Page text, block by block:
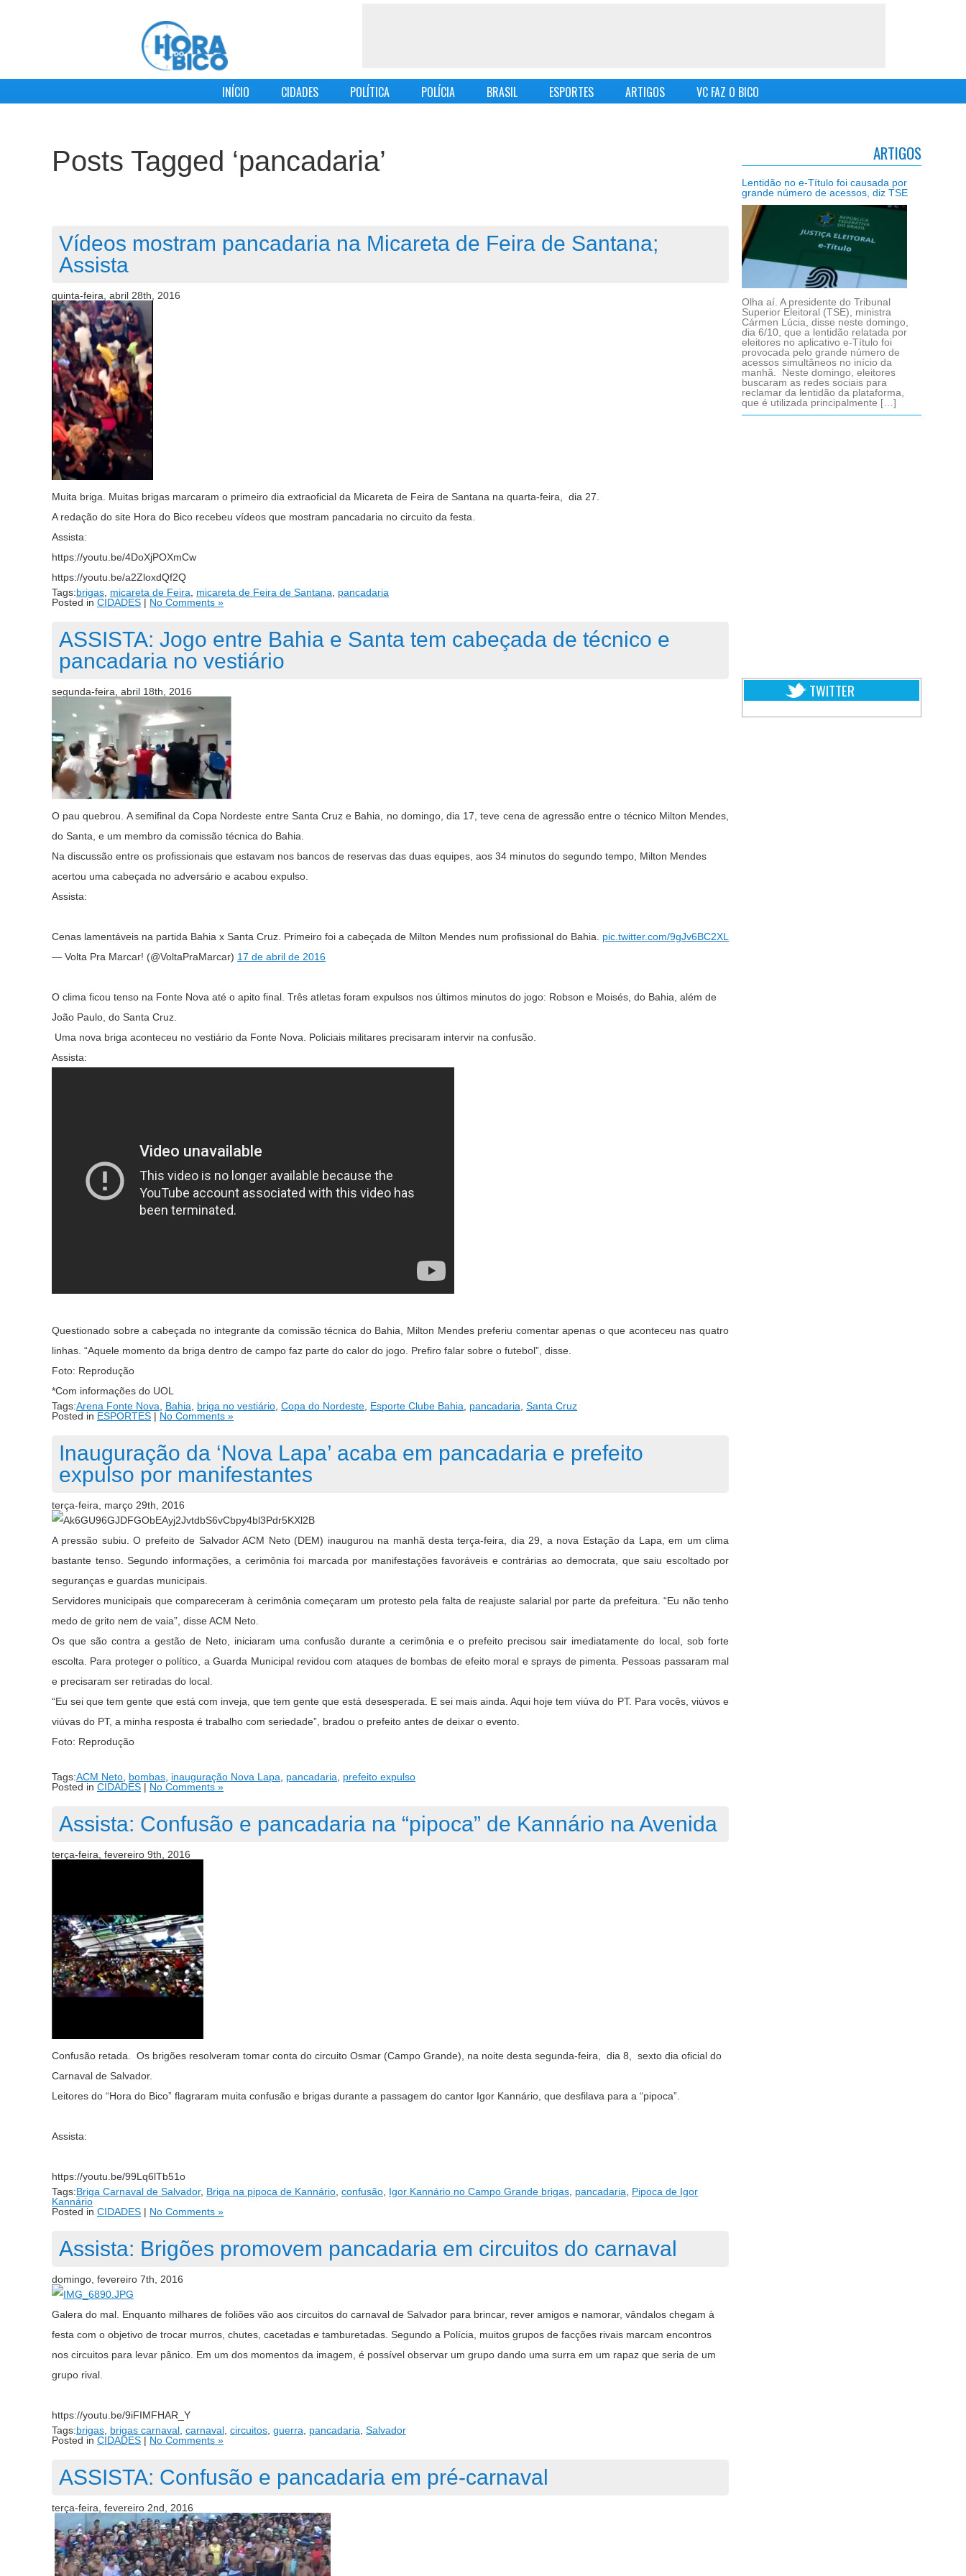
INÍCIO CIDADES POLÍTICA POLÍCIA BRASIL ESPORTES ARTIGOS VC FAZ O BICO
Posts Tagged ‘pancadaria’
Vídeos mostram pancadaria na Micareta de Feira de Santana;
Assista
quinta-feira, abril 28th, 2016
Muita briga. Muitas brigas marcaram o primeiro dia extraoficial da Micareta de Feira de Santana na quarta-feira, dia 27.
A redação do site Hora do Bico recebeu vídeos que mostram pancadaria no circuito da festa.
Assista:
https://youtu.be/4DoXjPOXmCw
https://youtu.be/a2ZloxdQf2Q
Tags:brigas micareta de Feira micareta de Feira de Santana
pancadaria
Posted in CIDADES | No Comments »
ASSISTA: Jogo entre Bahia e Santa tem cabeçada de técnico e
pancadaria no vestiário
segunda-feira, abril 18th, 2016
O pau quebrou. A semifinal da Copa Nordeste entre Santa Cruz e Bahia, no domingo, dia 17, teve cena de agressão entre o técnico Milton Mendes,
do Santa, e um membro da comissão técnica do Bahia.
Na discussão entre os profissionais que estavam nos bancos de reservas das duas equipes, aos 34 minutos do segundo tempo, Milton Mendes
acertou uma cabeçada no adversário e acabou expulso.
Assista:
Cenas lamentáveis na partida Bahia x Santa Cruz. Primeiro foi a cabeçada de Milton Mendes num profissional do Bahia. pic.twitter.com/9gJv6BC2XL
— Volta Pra Marcar! (@VoltaPraMarcar) 17 de abril de 2016
O clima ficou tenso na Fonte Nova até o apito final. Três atletas foram expulsos nos últimos minutos do jogo: Robson e Moisés, do Bahia, além de
João Paulo, do Santa Cruz.
Uma nova briga aconteceu no vestiário da Fonte Nova. Policiais militares precisaram intervir na confusão.
Assista:
Questionado sobre a cabeçada no integrante da comissão técnica do Bahia, Milton Mendes preferiu comentar apenas o que aconteceu nas quatro
linhas. “Aquele momento da briga dentro de campo faz parte do calor do jogo. Prefiro falar sobre o futebol”, disse.
Foto: Reprodução
*Com informações do UOL
Tags:Arena Fonte Nova Bahia briga no vestiário Copa do Nordeste Esporte Clube Bahia pancadaria Santa Cruz
Posted in ESPORTES | No Comments »
Inauguração da ‘Nova Lapa’ acaba em pancadaria e prefeito
expulso por manifestantes
terça-feira, março 29th, 2016
A pressão subiu. O prefeito de Salvador ACM Neto (DEM) inaugurou na manhã desta terça-feira, dia 29, a nova Estação da Lapa, em um clima
bastante tenso. Segundo informações, a cerimônia foi marcada por manifestações favoráveis e contrárias ao democrata, que saiu escoltado por
seguranças e guardas municipais.
Servidores municipais que compareceram à cerimônia começaram um protesto pela falta de reajuste salarial por parte da prefeitura. “Eu não tenho
medo de grito nem de vaia”, disse ACM Neto.
Os que são contra a gestão de Neto, iniciaram uma confusão durante a cerimônia e o prefeito precisou sair imediatamente do local, sob forte
escolta. Para proteger o político, a Guarda Municipal revidou com ataques de bombas de efeito moral e sprays de pimenta. Pessoas passaram mal
e precisaram ser retiradas do local.
“Eu sei que tem gente que está com inveja, que tem gente que está desesperada. E sei mais ainda. Aqui hoje tem viúva do PT. Para vocês, viúvos e
viúvas do PT, a minha resposta é trabalho com seriedade”, bradou o prefeito antes de deixar o evento.
Foto: Reprodução
Tags:ACM Neto bombas inauguração Nova Lapa pancadaria
prefeito expulso
Posted in CIDADES | No Comments »
Assista: Confusão e pancadaria na “pipoca” de Kannário na Avenida
terça-feira, fevereiro 9th, 2016
Confusão retada. Os brigões resolveram tomar conta do circuito Osmar (Campo Grande), na noite desta segunda-feira, dia 8, sexto dia oficial do
Carnaval de Salvador.
Leitores do “Hora do Bico” flagraram muita confusão e brigas durante a passagem do cantor Igor Kannário, que desfilava para a “pipoca”.
Assista:
https://youtu.be/99Lq6lTb51o
Tags:Briga Carnaval de Salvador, Briga na pipoca de Kannário confusão Igor Kannário no Campo Grande brigas pancadaria
Pipoca de Igor
Kannário
Posted in CIDADES | No Comments »
Assista: Brigões promovem pancadaria em circuitos do carnaval
domingo, fevereiro 7th, 2016
Galera do mal. Enquanto milhares de foliões vão aos circuitos do carnaval de Salvador para brincar, rever amigos e namorar, vândalos chegam à
festa com o objetivo de trocar murros, chutes, cacetadas e tamburetadas. Segundo a Polícia, muitos grupos de facções rivais marcam encontros
nos circuitos para levar pânico. Em um dos momentos da imagem, é possível observar um grupo dando uma surra em um rapaz que seria de um
grupo rival.
https://youtu.be/9iFIMFHAR_Y
Tags:brigas brigas carnaval carnaval circuitos guerra pancadaria Salvador
Posted in CIDADES | No Comments »
ASSISTA: Confusão e pancadaria em pré-carnaval
terça-feira, fevereiro 2nd, 2016
ARTIGOS
Lentidão no e-Título foi causada por
grande número de acessos, diz TSE
Olha aí. A presidente do Tribunal
Superior Eleitoral (TSE), ministra
Cármen Lúcia, disse neste domingo,
dia 6/10, que a lentidão relatada por
eleitores no aplicativo e-Título foi
provocada pelo grande número de
acessos simultâneos no início da
manhã. Neste domingo, eleitores
buscaram as redes sociais para
reclamar da lentidão da plataforma,
que é utilizada principalmente […]
TWITTER